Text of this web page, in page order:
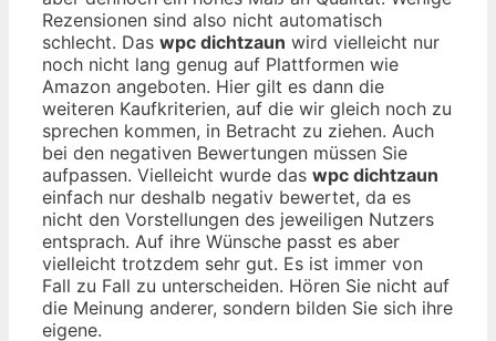
Rezensionen sind also nicht automatisch
schlecht. Das wpc dichtzaun wird vielleicht nur
noch nicht lang genug auf Plattformen wie
Amazon angeboten. Hier gilt es dann die
weiteren Kaufkriterien, auf die wir gleich noch zu
sprechen kommen, in Betracht zu ziehen. Auch
bei den negativen Bewertungen müssen Sie
aufpassen. Vielleicht wurde das wpc dichtzaun
einfach nur deshalb negativ bewertet, da es
nicht den Vorstellungen des jeweiligen Nutzers
entsprach. Auf ihre Wünsche passt es aber
vielleicht trotzdem sehr gut. Es ist immer von
Fall zu Fall zu unterscheiden. Hören Sie nicht auf
die Meinung anderer, sondern bilden Sie sich ihre
eigene.